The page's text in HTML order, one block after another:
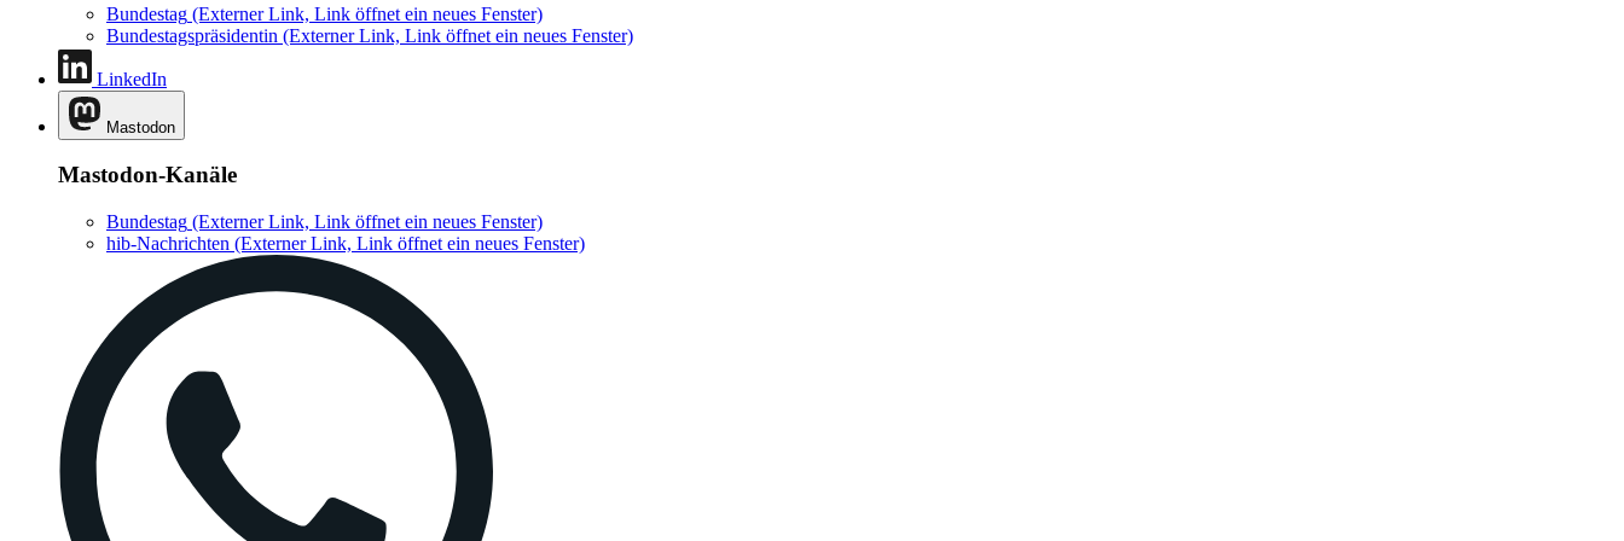
Bundestag (Externer Link, Link öffnet ein neues Fenster)
Bundestagspräsidentin (Externer Link, Link öffnet ein neues Fenster)
LinkedIn
Mastodon
Mastodon-Kanäle
Bundestag (Externer Link, Link öffnet ein neues Fenster)
hib-Nachrichten (Externer Link, Link öffnet ein neues Fenster)